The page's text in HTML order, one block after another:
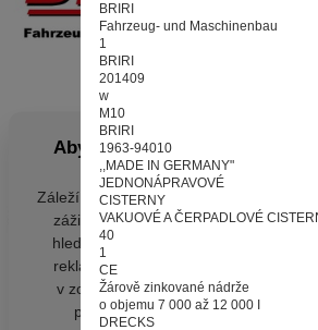
BRIRI
Fahrzeug- und Maschinenbau
1
BRIRI
201409
w
M10
BRIRI
1963-94010
,,MADE IN GERMANY"
JEDNONÁPRAVOVÉ
CISTERNY
VAKUOVÉ A ČERPADLOVÉ
40
1
CE
Žárově zinkované nádrže
o objemu 7 000 až 12 000 I
DRECKS
Aby web fungoval tak, jak ho
s cookies)
Záleží nám na tom, aby pro vás
zážitkem. Abyste na našich stránkách
hledáte, ušetřili spoustu klikání a
reklamy na věci, které vás nezajímají.
v zobrazení na které jste zvyklí a
přihlašovat. Proto od vás